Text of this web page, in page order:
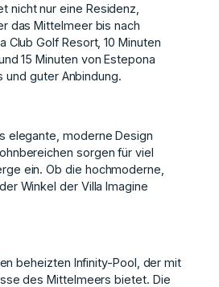
nicht nur eine Residenz,
das Mittelmeer bis nach
Golf Resort, 10 Minuten
15 Minuten von Estepona
guter Anbindung.
elegante, moderne Design
sorgen für viel
ein. Ob die hochmoderne,
Winkel der Villa Imagine
beheizten Infinity-Pool, der mit
des Mittelmeers bietet. Die